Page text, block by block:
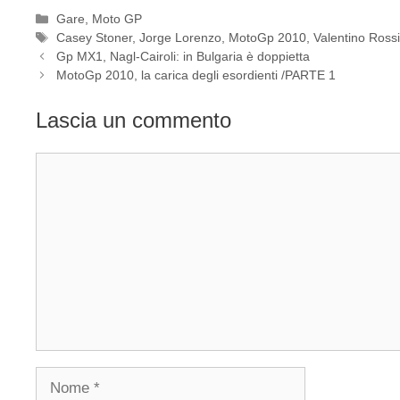
Categorie
Gare, Moto GP
Tag
Casey Stoner,Jorge Lorenzo, MotoGp 2010,Valentino Rossi
Gp MX1, Nagl-Cairoli: in Bulgaria è doppietta
MotoGp 2010, la carica degli esordienti /PARTE 1
Lascia un commento
Nome